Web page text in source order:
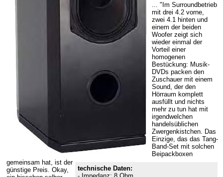
technische Daten:
... "Im Surroundbetrieb
mit drei 4.2 vorne,
zwei 4.1 hinten und
einem der beiden
Woofer zeigt sich
wieder einmal der
Vorteil einer
homogenen
Bestückung: Musik-
DVDs packen den
Zuschauer mit einem
Sound, der den
Hörraum komplett
ausfüllt und nichts
mehr zu tun hat mit
irgendwelchen
handelsüblichen
Zwergenkistchen. Das
Einzige, das das Tang-
Band-Set mit solchen
Beipackboxen
gemeinsam hat, ist der
günstige Preis. Okay,